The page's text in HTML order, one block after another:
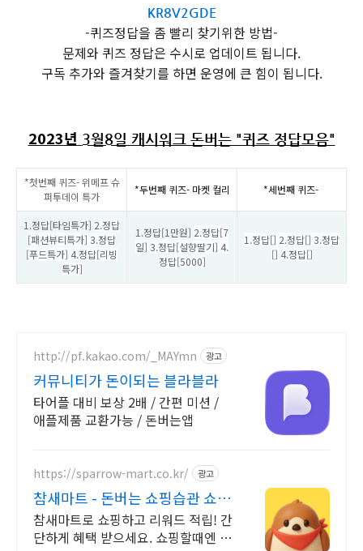
KR8V2GDE
-퀴즈정답을 좀 빨리 찾기위한 방법-
문제와 퀴즈 정답은 수시로 업데이트 됩니다.
구독 추가와 즐겨찾기를 하면 운영에 큰 힘이 됩니다.
2023년 3월8일 캐시워크 돈버는 "퀴즈 정답모음"
*첫번째 퀴즈- 위메프 슈
퍼투데이 특가
*두번째 퀴즈- 마켓 컬리 *세번째 퀴즈-
1.정답[타임특가] 2.정답
[패션뷰티특가] 3.정답
[푸드특가] 4.정답[리빙
특가]
1.정답[1만원] 2.정답[7
일] 3.정답[설향딸기] 4.
정답[5000]
1.정답[] 2.정답[] 3.정답
[] 4.정답[]
http://pf.kakao.com/_MAYmn 광고
커뮤니티가 돈이되는 블라블라
타어플 대비 보상 2배 / 간편 미션 /
애플제품 교환가능 / 돈버는앱
https://sparrow-mart.co.kr/ 광고
참새마트 - 돈버는 쇼핑습관 쇼핑
만 해도 포인트 적립
참새마트로 쇼핑하고 리워드 적립! 간
단하게 혜택 받으세요. 쇼핑할때엔 참